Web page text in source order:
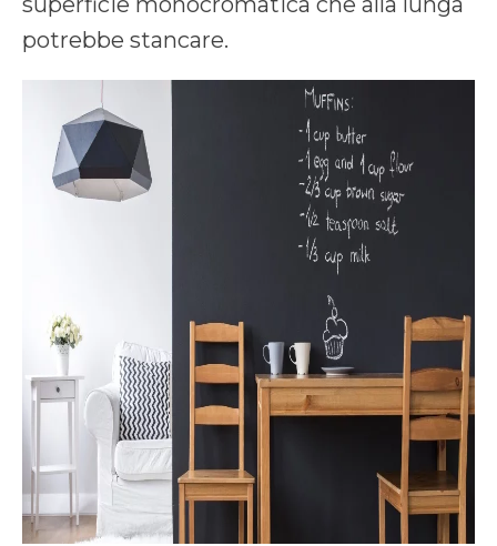
potrebbe stancare.